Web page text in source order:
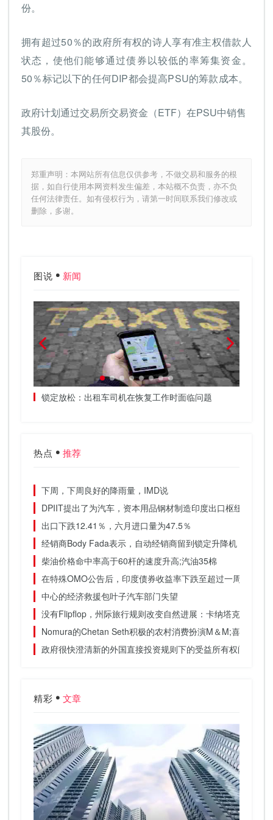
份。
拥有超过50％的政府所有权的诗人享有准主权借款人
状态，使他们能够通过债券以较低的率筹集资金。
50％标记以下的任何DIP都会提高PSU的筹款成本。
政府计划通过交易所交易资金（ETF）在PSU中销售
其股份。
郑重声明：本网站所有信息仅供参考，不做交易和服务的根
据，如自行使用本网资料发生偏差，本站概不负责，亦不负
任何法律责任。如有侵权行为，请第一时间联系我们修改或
删除，多谢。
图说 新闻
锁定放松：出租车司机在恢复工作时面临问题
热点 推荐
下周，下周良好的降雨量，IMD说
DPIIT提出了为汽车，资本用品钢材制造印度出口枢纽的措施
出口下跌12.41％，六月进口量为47.5％
经销商Body Fada表示，自动经销商留到锁定升降机
柴油价格命中率高于60杆的速度升高;汽油35棉
在特殊OMO公告后，印度债券收益率下跌至超过一周的低位
中心的经济救援包叶子汽车部门失望
没有Flipflop，州际旅行规则改变自然进展：卡纳塔克邦健康
Nomura的Chetan Seth积极的农村消费扮演M＆M;喜欢ICICI
政府很快澄清新的外国直接投资规则下的受益所有权问题：
精彩 文章